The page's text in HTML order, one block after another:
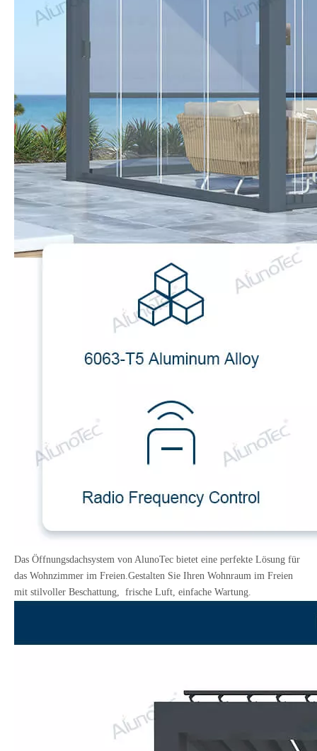
Das Öffnungsdachsystem von AlunoTec bietet eine perfekte Lösung für
das Wohnzimmer im Freien.Gestalten Sie Ihren Wohnraum im Freien
mit stilvoller Beschattung, frische Luft, einfache Wartung.